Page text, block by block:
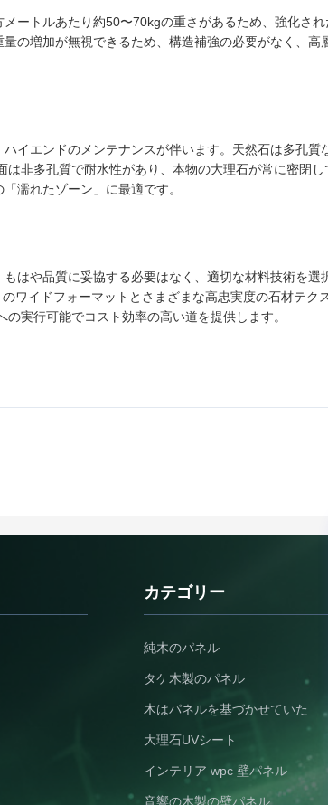
ートルあたり約50〜70kgの重さがあるため、強化され
の増加が無視できるため、構造補強の必要がなく、高
イエンドのメンテナンスが伴います。天然石は多孔質
は非多孔質で耐水性があり、本物の大理石が常に密閉
濡れたゾーン」に最適です。
はや品質に妥協する必要はなく、適切な材料技術を選
ワイドフォーマットとさまざまな高忠実度の石材テク
実行可能でコスト効率の高い道を提供します。
カテゴリー
純木のパネル
タケ木製のパネル
木はパネルを基づかせていた
大理石UVシート
インテリア wpc 壁パネル
音響の木製の壁パネル